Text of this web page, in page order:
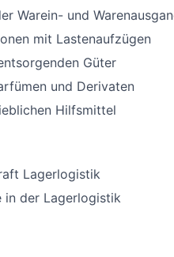
Warein- und
mit Lastenaufzügen
Güter
und Derivaten
Hilfsmittel
Lagerlogistik
in der Lagerlogistik